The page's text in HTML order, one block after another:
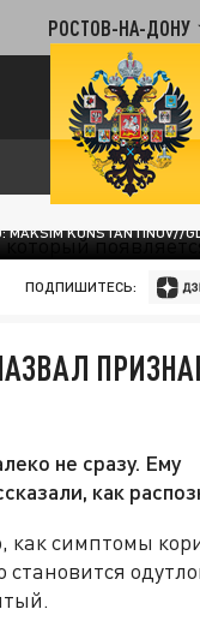
РОСТОВ-НА-ДОНУ
KONSTANTINOV//
ПОДПИШИТЕСЬ:
не сразу. Ему
как
как симптомы